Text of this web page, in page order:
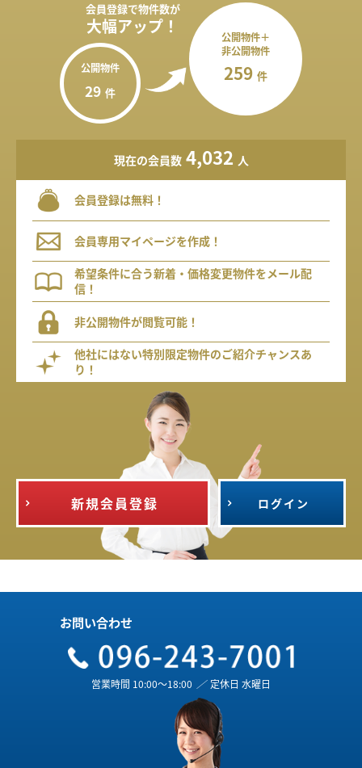
会員登録で物件数が
大幅アップ！
公開物件
29 件
公開物件＋
非公開物件
259 件
現在の会員数 4,032 人
会員登録は無料！
会員専用マイページを作成！
希望条件に合う新着・価格変更物件をメール配
信！
非公開物件が閲覧可能！
他社にはない特別限定物件のご紹介チャンスあ
り！
新規会員登録 ログイン
お問い合わせ
営業時間 10:00～18:00 ／ 定休日 水曜日